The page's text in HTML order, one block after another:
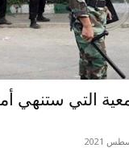
التي ستنهي